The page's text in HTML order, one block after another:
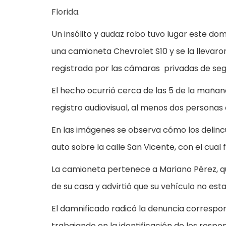
Florida.
Un insólito y audaz robo tuvo lugar este
una camioneta Chevrolet S10 y se la
registrada por las cámaras privadas de
El hecho ocurrió cerca de las 5 de la
registro audiovisual, al menos dos
En las imágenes se observa cómo los
auto sobre la calle San Vicente, con el
La camioneta pertenece a Mariano Pérez,
de su casa y advirtió que su vehículo no
El damnificado radicó la denuncia